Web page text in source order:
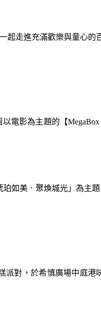
電影為主題的【
對，於希慎廣場中庭
起走進充滿歡樂與童心
如美．聚煥城光」為主